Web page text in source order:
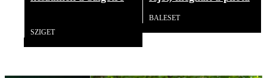
SZIGET
BALESET